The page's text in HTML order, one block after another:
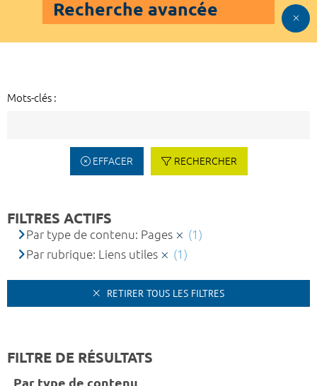
Recherche avancée
Mots-clés :
EFFACER RECHERCHER
FILTRES ACTIFS
Par type de contenu: Pages
(1)
Par rubrique: Liens utiles
(1)
RETIRER TOUS LES FILTRES
FILTRE DE RÉSULTATS
Par type de contenu